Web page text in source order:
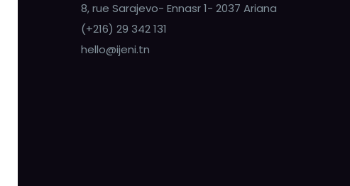
8, rue Sarajevo- Ennasr 1- 2037 Ariana
(+216) 29 342 131
hello@ijeni.tn